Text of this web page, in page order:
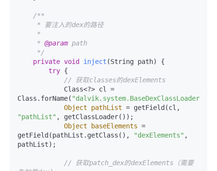
/**
     *
@param path
     */
private void inject (String path)
{
try {
// 获取classes的dexElements
Class.forName( "dalvik.system.BaseDexClassLoader"
Object
pathList =
"pathList" , getClassLoader());
Object
baseElements =
getField(pathList.getClass(),
"dexElements" ,
pathList);
// 获取patch_dex的dexElements（需要